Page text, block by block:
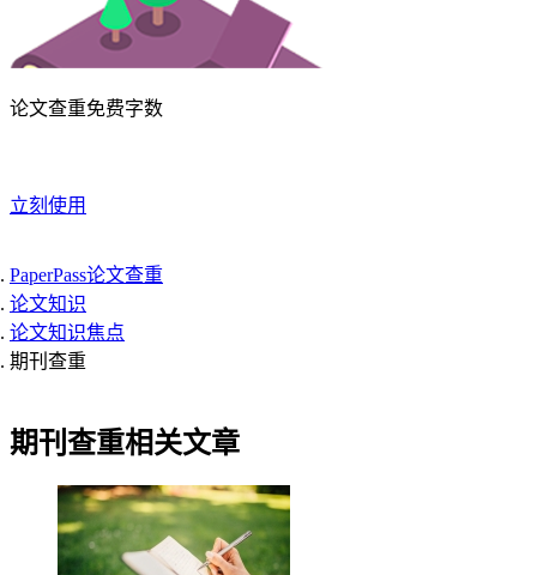
论文查重免费字数
立刻使用
PaperPass论文查重
论文知识
论文知识焦点
期刊查重
期刊查重相关文章